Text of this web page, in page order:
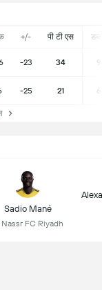
+/- पी टी एस
-23 34 9
-25 21 6
Sadio Mané
FC Riyadh